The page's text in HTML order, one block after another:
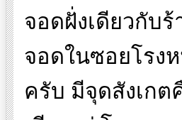
จอดฝั่งเดียวกับ
จอดในซอยโรง
ครับ มีจุดสังเก